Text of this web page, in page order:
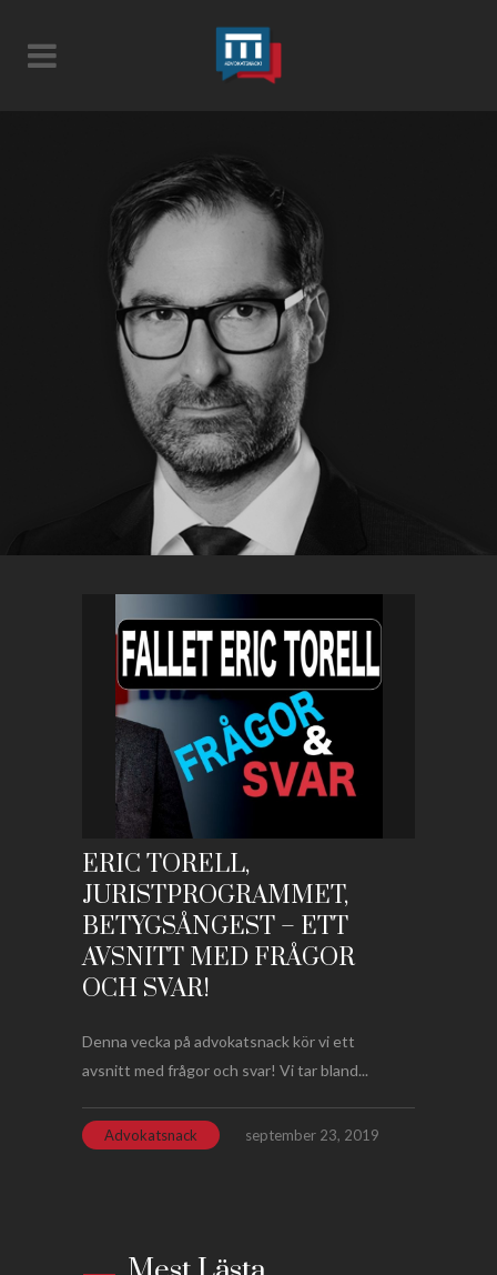
ERIC TORELL,
JURISTPROGRAMMET,
BETYGSÅNGEST – ETT
AVSNITT MED FRÅGOR
OCH SVAR!
Denna vecka på advokatsnack kör vi ett
avsnitt med frågor och svar! Vi tar bland...
Advokatsnack september 23, 2019